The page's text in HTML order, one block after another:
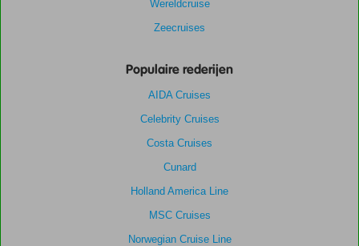
Wereldcruise
Zeecruises
Populaire rederijen
AIDA Cruises
Celebrity Cruises
Costa Cruises
Cunard
Holland America Line
MSC Cruises
Norwegian Cruise Line